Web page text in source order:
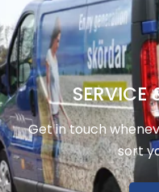
SERVICE
Get in touch
sort